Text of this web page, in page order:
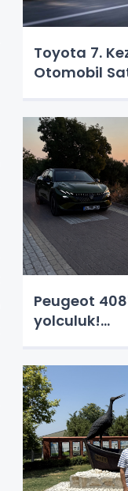
Toyota 7.
Otomobil
Peugeot
yolculuk!...